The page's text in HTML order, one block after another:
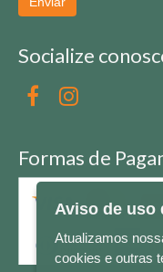
Socialize
Formas de
Aviso de uso
Atualizamos
cookies e outras